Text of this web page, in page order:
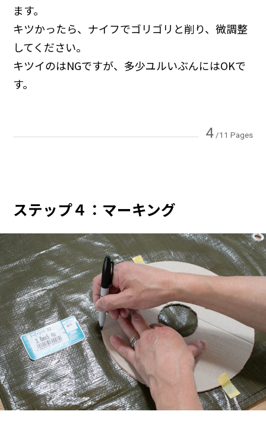
ます。
キツかったら、ナイフでゴリゴリと削り、微調整
してください。
キツイのはNGですが、多少ユルいぶんにはOKで
す。
4/11 Pages
ステップ４：マーキング